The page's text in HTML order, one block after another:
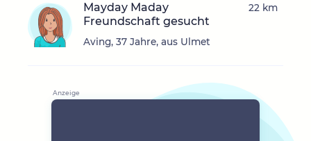
Mayday Maday
Freundschaft gesucht
Aving, 37 Jahre, aus Ulmet
22 km